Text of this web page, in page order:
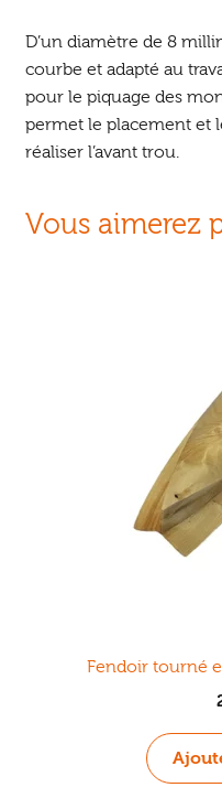
D’un diamètre de 8
courbe et adapté au
pour le piquage des
permet le placement et
réaliser l’avant trou.
Vous aimerez
Fendoir tourné